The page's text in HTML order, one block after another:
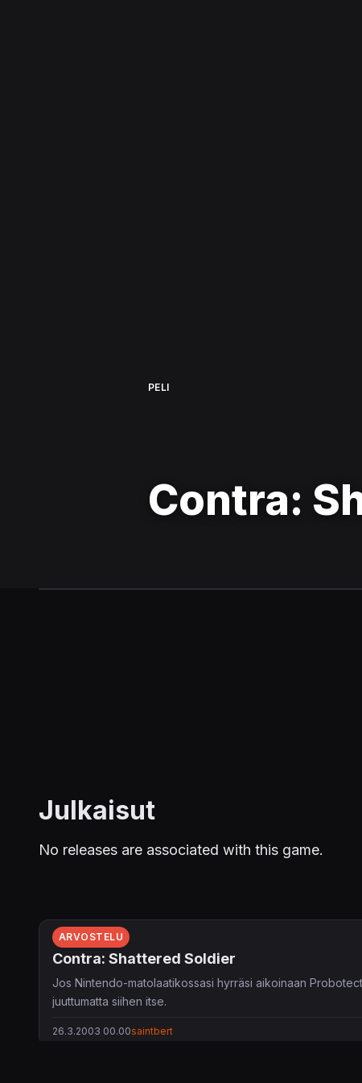
PELI
Contra:
Julkaisut
No releases are associated with this game.
ARVOSTELU
Contra: Shattered Soldier
Jos Nintendo-matolaatikossasi hyrräsi aikoinaan
juuttumatta siihen itse.
26.3.2003 00.00saintbert